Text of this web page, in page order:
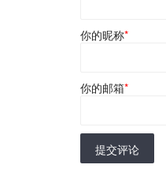
你的昵称*
你的邮箱*
提交评论